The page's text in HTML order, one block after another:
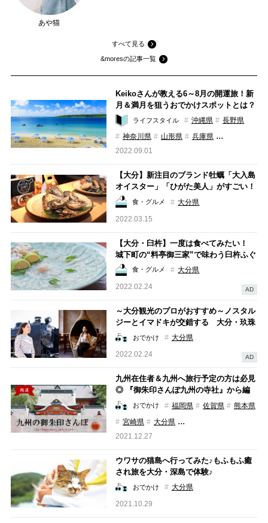
あや猫
すべて見る
&moresの記事一覧
Keikoさんが教える6～8月の開運旅！新
月＆満月を狙うおでかけスポットとは？
ライフスタイル 沖縄県
長野県
神奈川県
山形県 兵庫県 ...
2022.09.01
【大分】新注目のブランド牡蠣「大入島
オイスター」「ひがた美人」がすごい！
食・グルメ
大分県
2022.03.15
【大分・臼杵】一度は食べてみたい！
城下町の“料亭御三家”で味わう臼杵ふぐ
AD
食・グルメ
大分県
2022.02.24
～大分観光のプロがおすすめ～ノスタル
ジーとイマドキが交錯する 大分・玖珠
＆九重1泊2日旅
AD
おでかけ
大分県
2022.02.24
九州在住者＆九州へ旅行予定の方は必見
◎ 『御朱印さんぽ九州の寺社』から編
集部おすすめの御朱印をご紹介
おでかけ 福岡県 佐賀県
熊本県
宮崎県
大分県 ...
2021.12.27
ウワサの猫島へ行ってみた♪もふもふ癒
され旅を大分・深島で体験♪
おでかけ
大分県
2021.10.29